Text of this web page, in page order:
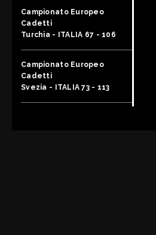
Campionato Europeo
Cadetti
Turchia - ITALIA 67 - 106
Campionato Europeo
Cadetti
Svezia - ITALIA 73 - 113